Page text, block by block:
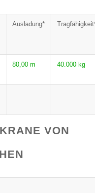
Ausladung*
80,00 m 40.000 kg
VON